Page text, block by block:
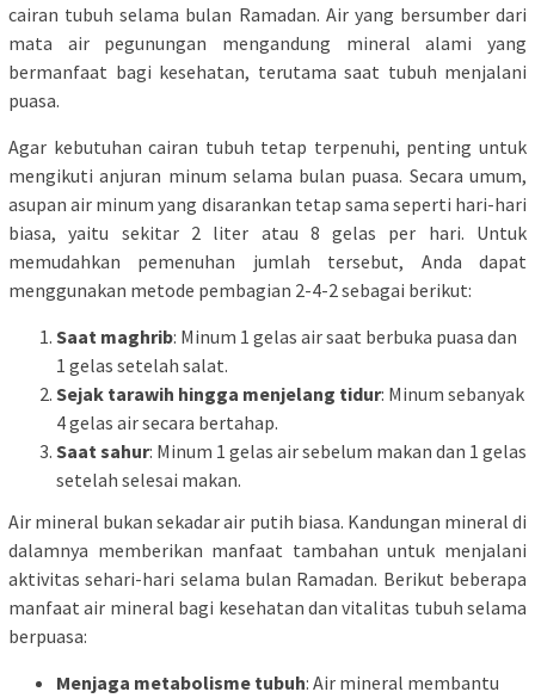
cairan tubuh selama bulan Ramadan. Air yang bersumber dari
mata air pegunungan mengandung mineral alami yang
bermanfaat bagi kesehatan, terutama saat tubuh menjalani
puasa.
Agar kebutuhan cairan tubuh tetap terpenuhi, penting untuk
mengikuti anjuran minum selama bulan puasa. Secara umum,
asupan air minum yang disarankan tetap sama seperti hari-hari
biasa, yaitu sekitar 2 liter atau 8 gelas per hari. Untuk
memudahkan pemenuhan jumlah tersebut, Anda dapat
menggunakan metode pembagian 2-4-2 sebagai berikut:
Saat maghrib: Minum 1 gelas air saat berbuka puasa dan
1 gelas setelah salat.
Sejak tarawih hingga menjelang tidur: Minum sebanyak
4 gelas air secara bertahap.
Saat sahur: Minum 1 gelas air sebelum makan dan 1 gelas
setelah selesai makan.
Air mineral bukan sekadar air putih biasa. Kandungan mineral di
dalamnya memberikan manfaat tambahan untuk menjalani
aktivitas sehari-hari selama bulan Ramadan. Berikut beberapa
manfaat air mineral bagi kesehatan dan vitalitas tubuh selama
berpuasa:
Menjaga metabolisme tubuh: Air mineral membantu